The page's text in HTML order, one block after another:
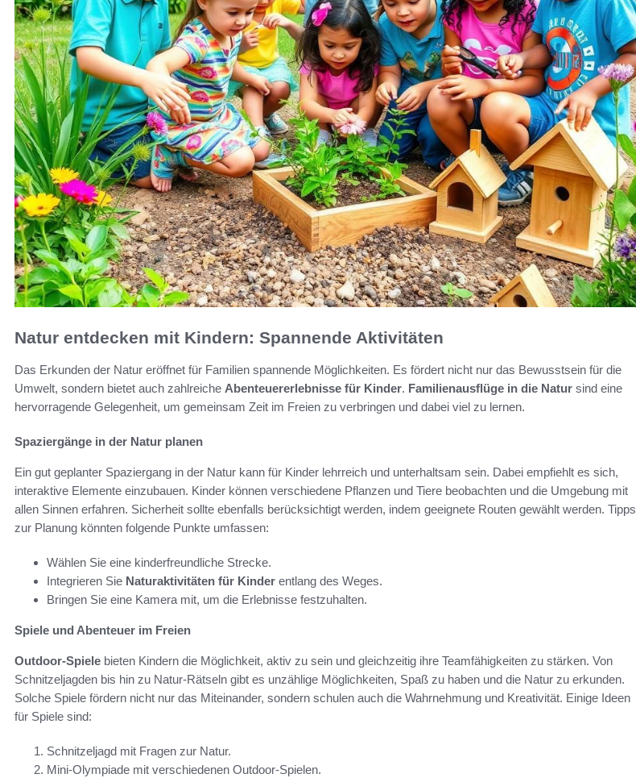
Natur entdecken mit Kindern: Spannende Aktivitäten
Das Erkunden der Natur eröffnet für Familien spannende Möglichkeiten. Es fördert nicht nur das Bewusstsein für die
Umwelt, sondern bietet auch zahlreiche Abenteuererlebnisse für Kinder. Familienausflüge in die Natur sind eine
hervorragende Gelegenheit, um gemeinsam Zeit im Freien zu verbringen und dabei viel zu lernen.
Spaziergänge in der Natur planen
Ein gut geplanter Spaziergang in der Natur kann für Kinder lehrreich und unterhaltsam sein. Dabei empfiehlt es sich,
interaktive Elemente einzubauen. Kinder können verschiedene Pflanzen und Tiere beobachten und die Umgebung mit
allen Sinnen erfahren. Sicherheit sollte ebenfalls berücksichtigt werden, indem geeignete Routen gewählt werden. Tipps
zur Planung könnten folgende Punkte umfassen:
Wählen Sie eine kinderfreundliche Strecke.
Integrieren Sie Naturaktivitäten für Kinder entlang des Weges.
Bringen Sie eine Kamera mit, um die Erlebnisse festzuhalten.
Spiele und Abenteuer im Freien
Outdoor-Spiele bieten Kindern die Möglichkeit, aktiv zu sein und gleichzeitig ihre Teamfähigkeiten zu stärken. Von
Schnitzeljagden bis hin zu Natur-Rätseln gibt es unzählige Möglichkeiten, Spaß zu haben und die Natur zu erkunden.
Solche Spiele fördern nicht nur das Miteinander, sondern schulen auch die Wahrnehmung und Kreativität. Einige Ideen
für Spiele sind:
Schnitzeljagd mit Fragen zur Natur.
Mini-Olympiade mit verschiedenen Outdoor-Spielen.